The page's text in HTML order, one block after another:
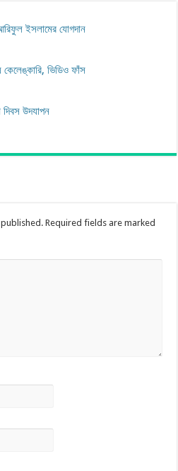
ইসলামের যোগদান
ভিডিও ফাঁস
উদযাপন
Required fields are marked